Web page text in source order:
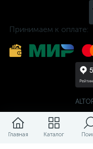
Главная Каталог
Принимаем к оплате: